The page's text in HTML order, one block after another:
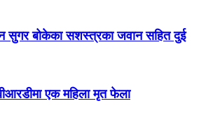
सुगर बोकेका सशस्त्रका जवान सहित दुई
एक महिला मृत फेला